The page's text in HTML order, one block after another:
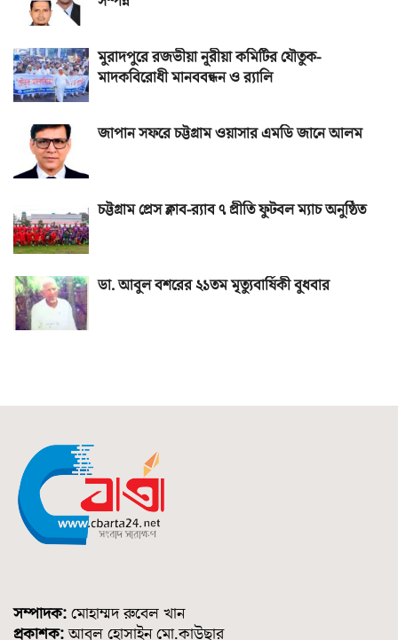
মুরাদপুরে রজভীয়া নূরীয়া কমিটির যৌতুক-
মাদকবিরোধী মানববন্ধন ও র‌্যালি
জাপান সফরে চট্টগ্রাম ওয়াসার এমডি জানে আলম
চট্টগ্রাম প্রেস ক্লাব-র‌্যাব ৭ প্রীতি ফুটবল ম্যাচ অনুষ্ঠিত
ডা. আবুল বশরের ২১তম মৃত্যুবার্ষিকী বুধবার
সম্পাদক: মোহাম্মদ রুবেল খান
প্রকাশক:আবুল হোসাইন মো.কাউছার